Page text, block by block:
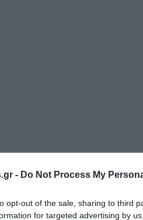
- Do Not Process My
opt-out of the sale, sharing to third
for targeted advertising by
απειλές
μιας ρήξης